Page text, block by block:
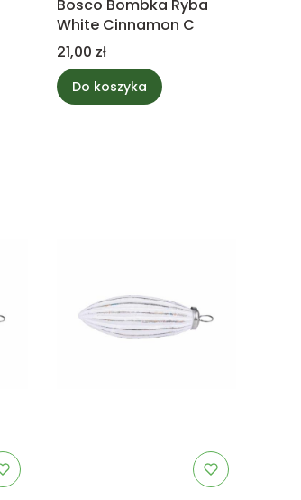
Bosco Bombka Ryba
White Cinnamon C
Cena
21,00 zł
Do koszyka